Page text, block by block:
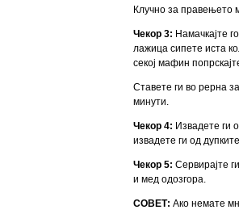
Клучно за
Чекор 3: Намачкајте
лажица сипете иста
секој мафин
Ставете ги во рерна
минути.
Чекор 4: Извадете ги
извадете ги од
Чекор 5: Сервирајте
и мед одозгора.
СОВЕТ: Ако немате